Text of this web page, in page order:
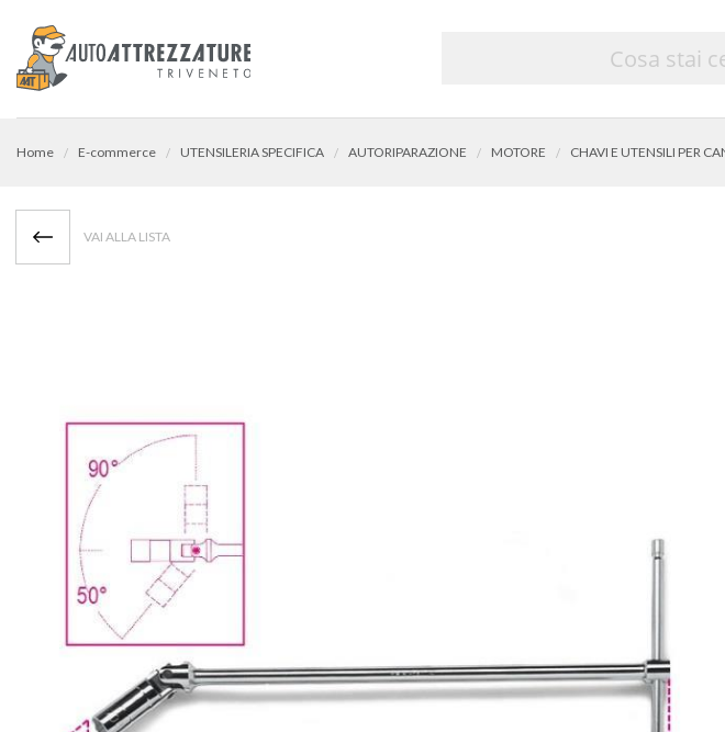
Home E-commerce UTENSILERIA SPECIFICA AUTORIPARAZIONE MOTORE
VAI ALLA LISTA